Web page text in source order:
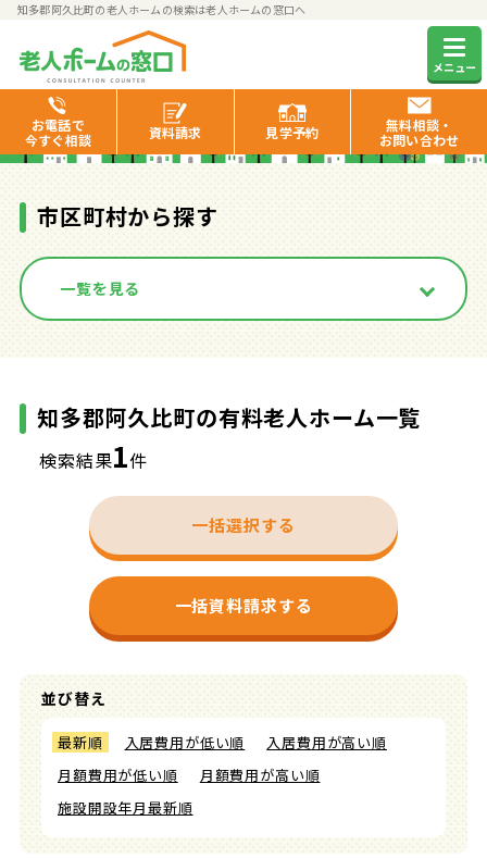
知多郡阿久比町の老人ホームの検索は老人ホームの窓口へ
メニュー
お電話で
今すぐ相談
資料請求 見学予約
無料相談・
お問い合わせ
知多郡阿久比町の有料老人ホ
ーム一覧
市区町村から探す
一覧を見る
知多郡阿久比町の有料老人ホーム一覧
検索結果1件
一括選択する
一括資料請求する
並び替え
最新順 入居費用が低い順
入居費用が高い順
月額費用が低い順
月額費用が高い順
施設開設年月最新順